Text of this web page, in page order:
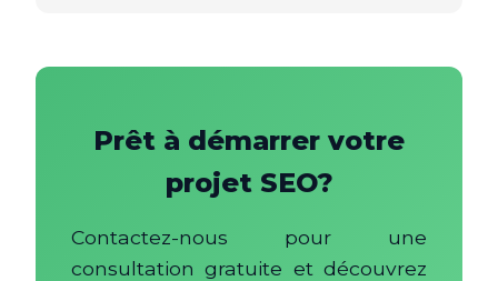
Prêt à démarrer votre
projet SEO?
Contactez-nous pour une
consultation gratuite et découvrez